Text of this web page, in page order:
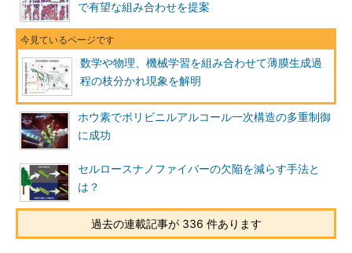
で有望な組み合わせを提案
数学や物理、機械学習を組み合わせて薄膜生成過
程の枝分かれ現象を解明
ホウ素でポリビニルアルコール一次構造の多重制御
に成功
セルロースナノファイバーの欠陥を減らす手法と
は？
過去の連載記事が 336 件あります